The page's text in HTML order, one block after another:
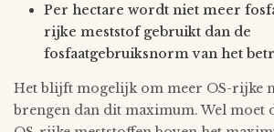
Per hectare wordt niet meer
rijke meststof gebruikt dan de
fosfaatgebruiksnorm van het
Het blijft mogelijk om meer OS-rijke
brengen dan dit maximum. Wel moet